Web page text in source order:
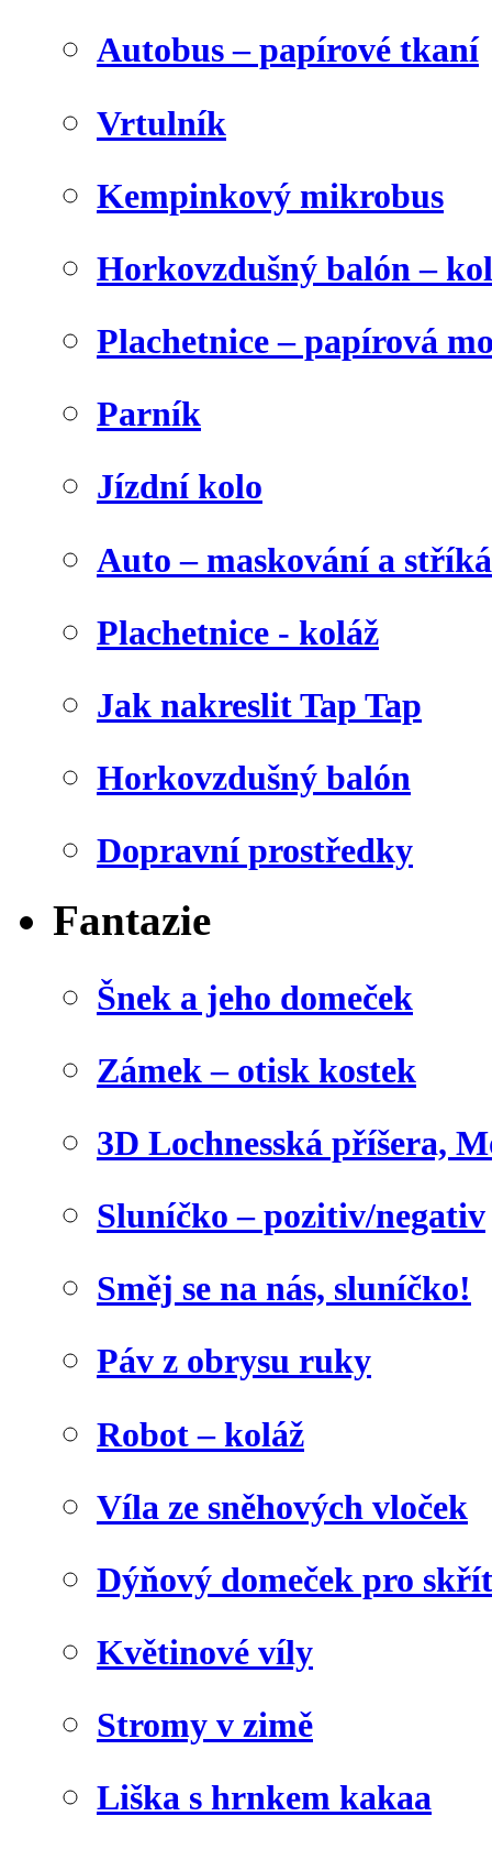
Autobus – papírové tkaní
Vrtulník
Kempinkový mikrobus
Horkovzdušný balón –
Plachetnice – papírová
Parník
Jízdní kolo
Auto – maskování a
Plachetnice - koláž
Jak nakreslit Tap Tap
Horkovzdušný balón
Dopravní prostředky
Fantazie
Šnek a jeho domeček
Zámek – otisk kostek
3D Lochnesská příšera,
Sluníčko – pozitiv/negativ
Směj se na nás, sluníčko!
Páv z obrysu ruky
Robot – koláž
Víla ze sněhových vloček
Dýňový domeček pro
Květinové víly
Stromy v zimě
Liška s hrnkem kakaa